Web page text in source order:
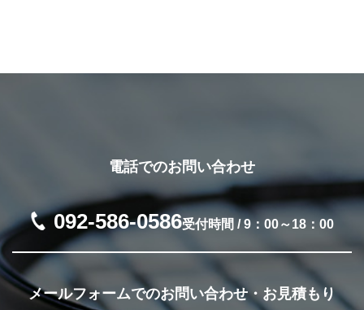
電話でのお問い合わせ
092-586-0586受付時間 / 9：00～18：00
メールフォームでのお問い合わせ・お見積もり